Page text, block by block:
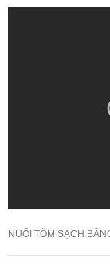
NUÔI TÔM SẠCH